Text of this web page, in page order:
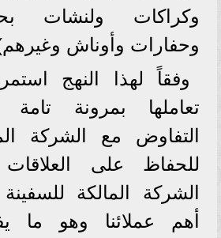
وكراكات ولنشات
وحفارات وأوناش
وفقاً لهذا النهج
تعاملها بمرونة
التفاوض مع الشركة
للحفاظ على
الشركة المالكة
أهم عملائنا وهو ما